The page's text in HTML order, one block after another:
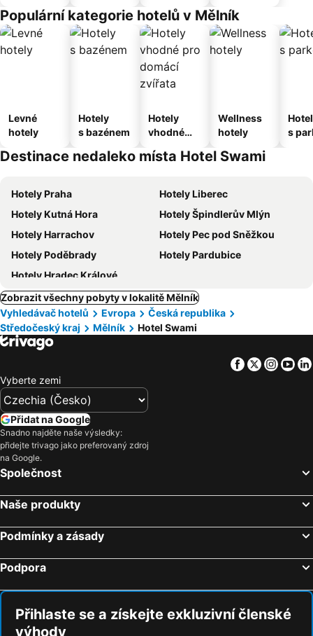
Populární kategorie hotelů v Mělník
Levné
hotely
Hotely
s bazénem
Hotely
vhodné
domácí
Wellness
hotely
s
Destinace nedaleko místa Hotel Swami
Hotely Praha
Hotely Liberec
Hotely Kutná Hora
Hotely Špindlerův Mlýn
Hotely Harrachov
Hotely Pec pod Sněžkou
Hotely Poděbrady
Hotely Pardubice
Hotely Hradec Králové
Zobrazit všechny pobyty v lokalitě Mělník
Vyhledávač hotelů
Evropa
Česká republika
Středočeský kraj
Mělník Hotel Swami
Facebook
Twitter
Vyberte zemi
Přidat na Google
Snadno najděte naše výsledky:
přidejte trivago jako preferovaný zdroj
na Google.
Společnost
Naše produkty
Podmínky a zásady
Podpora
Přihlaste se a získejte exkluzivní členské
výhody